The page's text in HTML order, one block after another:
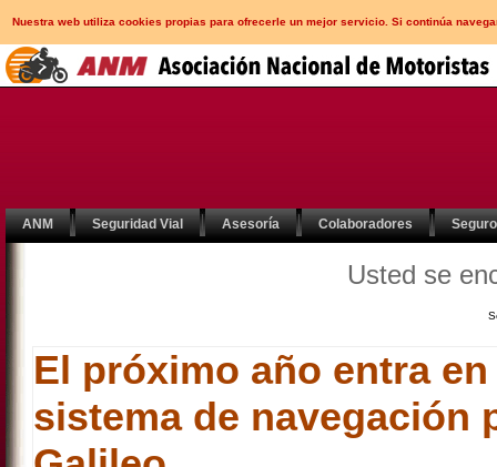
Nuestra web utiliza cookies propias para ofrecerle un mejor servicio. Si continúa
ANM Seguridad Vial Asesoría Colaboradores
Usted se
El próximo año entra
sistema de navegación